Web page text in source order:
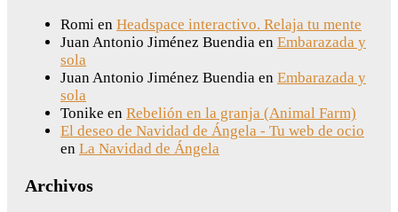
Romi en Headspace interactivo. Relaja tu mente
Juan Antonio Jiménez Buendia en Embarazada y
sola
Juan Antonio Jiménez Buendia en Embarazada y
sola
Tonike en Rebelión en la granja (Animal Farm)
El deseo de Navidad de Ángela - Tu web de ocio
en La Navidad de Ángela
Archivos